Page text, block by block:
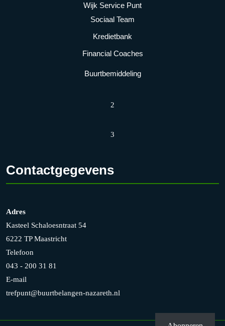
Wijk Service Punt
Sociaal Team
Kredietbank
Financial Coaches
Buurtbemiddeling
2
3
Contactgegevens
Adres
Kasteel Schaloesntraat 54
6222 TP Maastricht
Telefoon
043 - 200 31 81
E-mail
trefpunt@buurtbelangen-nazareth.nl